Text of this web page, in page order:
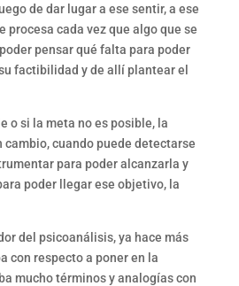
de dar lugar a ese sentir, a ese
procesa cada vez que algo que se
pensar qué falta para poder
factibilidad y de allí plantear el
o si la meta no es posible, la
cambio, cuando puede detectarse
para poder alcanzarla y
poder llegar ese objetivo, la
del psicoanálisis, ya hace más
con respecto a poner en la
mucho términos y analogías con